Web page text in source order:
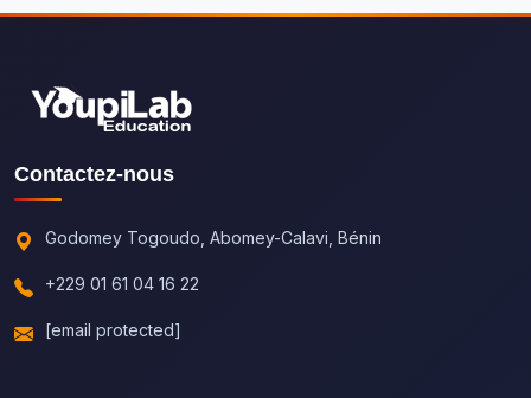
Contactez-nous
Godomey Togoudo, Abomey-Calavi, Bénin
+229 01 61 04 16 22
[email protected]